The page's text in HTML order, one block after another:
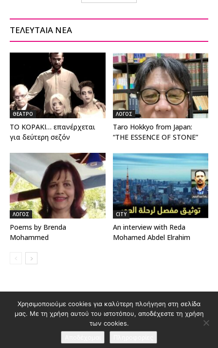
ΤΕΛΕΥΤΑΙΑ ΝΕΑ
ΘΕΑΤΡΟ
ΤΟ ΚΟΡΑΚΙ… επανέρχεται
για δεύτερη σεζόν
ΛΟΓΟΣ
Taro Hokkyo from Japan:
“THE ESSENCE OF STONE”
ΛΟΓΟΣ
Poems by Brenda
Mohammed
CITY
An interview with Reda
Mohamed Abdel Elrahim
Διαφημιστείτε στο Polis Magazino
Όροι χρήσης & Πολιτική Προστασίας Προσωπικών Δεδομένων
Επικοινωνία
© 2026 Κατασκευή ιστοσελίδαςidees creative marketing
Χρησιμοποιούμε cookies για καλύτερη πλοήγηση στη σελίδα
μας. Με τη χρήση αυτού του ιστοτόπου, αποδέχεστε τη χρήση
των cookies.